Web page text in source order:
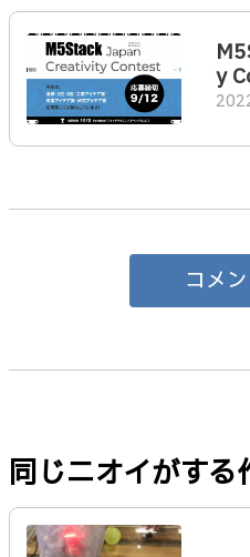
y
コメ
同じニオイがする